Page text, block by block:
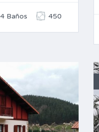
4 Baños 450